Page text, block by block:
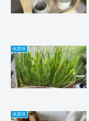
保護猫
保護猫